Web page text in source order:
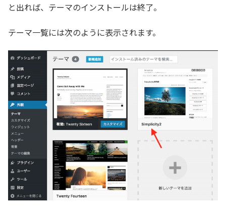
と出れば、テーマのインストールは終了。
テーマ一覧には次のように表示されます。